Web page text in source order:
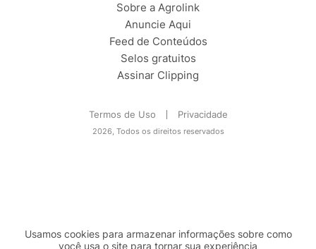
Sobre a Agrolink
Anuncie Aqui
Feed de Conteúdos
Selos gratuitos
Assinar Clipping
Termos de Uso Privacidade
2026, Todos os direitos reservados
Usamos cookies para armazenar informações sobre como
você usa o site para tornar sua experiência